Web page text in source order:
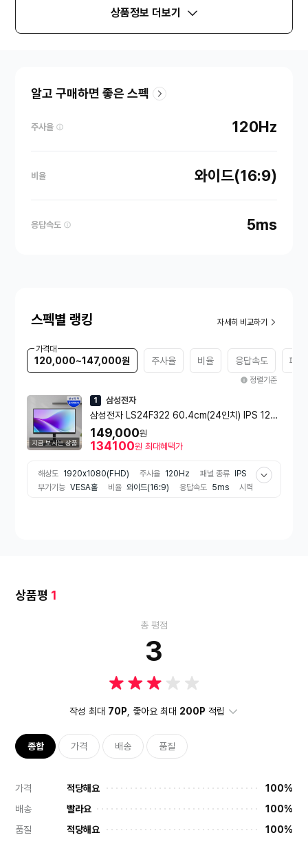
상품정보 더보기
알고 구매하면 좋은 스펙
주사율 120Hz
비율 와이드(16:9)
응답속도 5ms
스펙별 랭킹 자세히 비교하기
가격대
120,000~147,000원 주사율 비율 응답속도 패
정렬기준
지금 보시는 상품
1 삼성전자
삼성전자 LS24F322 60.4cm(24인치) IPS 120
Hz 베젤리스 컴퓨터 모니터 LS24F322GAKXKR
149,000원
134100원 최대혜택가
해상도 1920x1080(FHD) 주사율 120Hz 패널 종류
IPS
부가기능 VESA홀 비율 와이드(16:9) 응답속도 5ms
시력
상품평 1
총 평점
3
작성 최대 70P, 좋아요 최대 200P 적립
종합 가격 배송 품질
가격 적당해요
100%
배송
빨라요
100%
품질
적당해요 100%